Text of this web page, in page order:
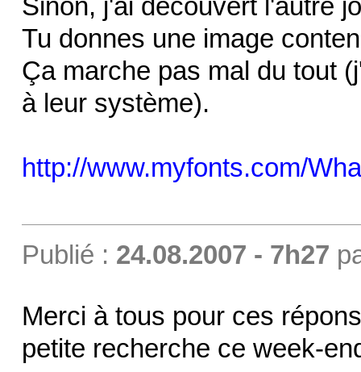
Sinon, j'ai découvert l'autre
Tu donnes une image
Ça marche pas mal du tout
à leur système).
http://www.myfonts.com/
Publié : 24.08.2007 - 7h27
Merci à tous pour ces
petite recherche ce week-